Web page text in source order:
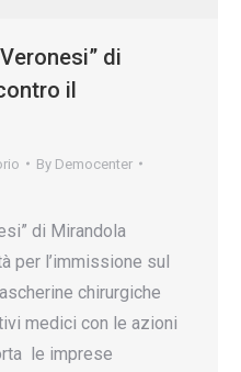
di
il
By Democenter
di Mirandola
per l’immissione sul
chirurgiche
medici con le azioni
le imprese